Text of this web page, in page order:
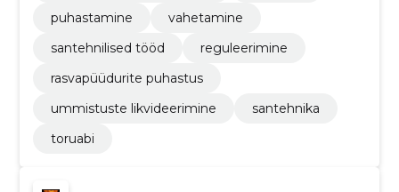
puhastamine
vahetamine
santehnilised tööd
reguleerimine
rasvapüüdurite puhastus
ummistuste likvideerimine
santehnika
toruabi